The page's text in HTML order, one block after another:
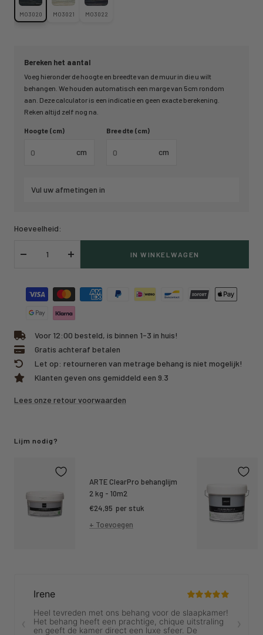
Bereken het aantal
Voeg hieronder de hoogte en breedte van de muur in die u wilt
behangen. We houden automatisch een marge van 5cm rondom
aan. Deze calculator is een indicatie en geen exacte berekening.
Reken altijd zelf nog na.
Hoogte (cm)
cm
Breedte (cm)
cm
Vul uw afmetingen in
MO3020 MO3021 MO3022
Hoeveelheid:
Verlaag
Verhoog
IN WINKELWAGEN
Voor 12:00 besteld, is binnen 1-3 in huis!
Gratis achteraf betalen
Let op: retourneren van metrage behang is niet mogelijk!
Klanten geven ons gemiddeld een 9.3
Lees onze retour voorwaarden
Lijm nodig?
ARTE ClearPro behanglijm
2 kg - 10m2
Kortings
prijs
€24,95 per stuk
+ Toevoegen